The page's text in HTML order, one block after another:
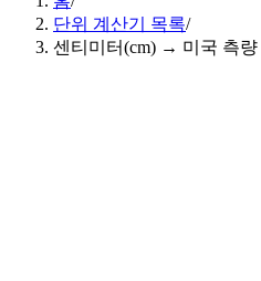
단위 계산기 목록/
센티미터(cm) → 미국 측량